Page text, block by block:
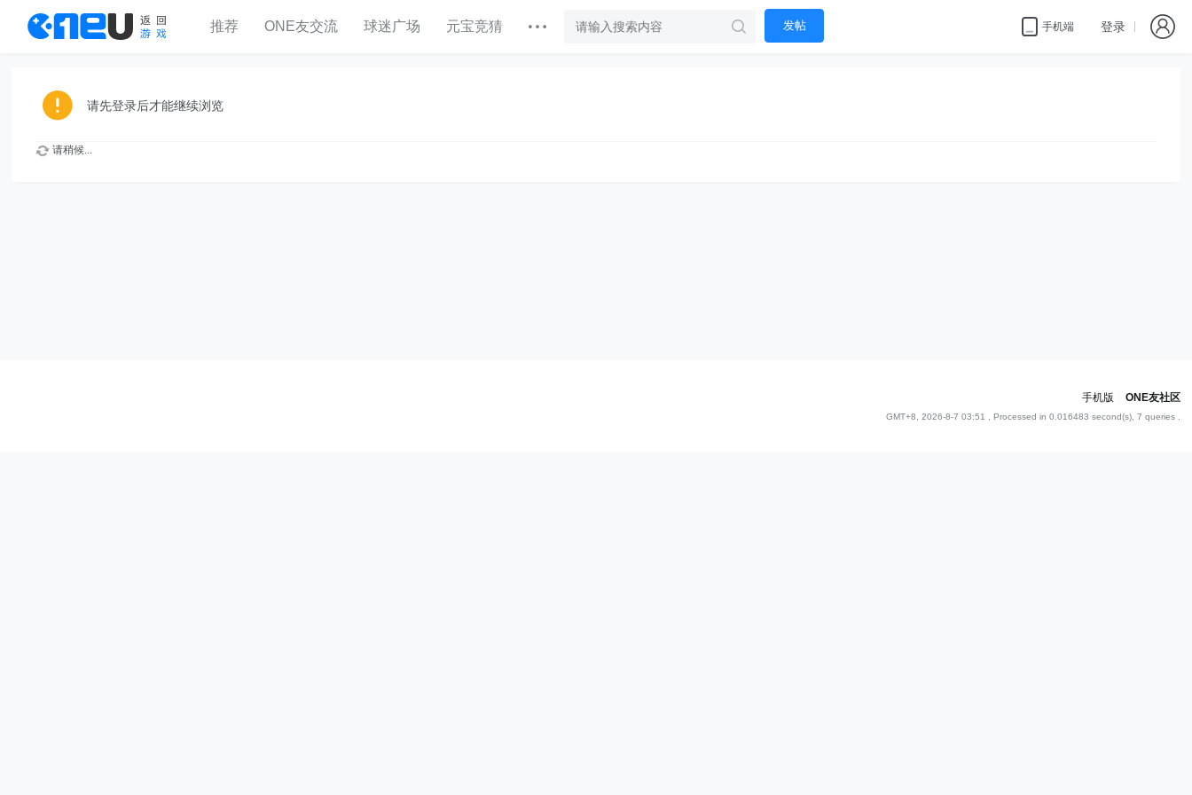
推荐 ONE友交流 球迷广场 元宝竞猜 发帖 手机端 登录
请先登录后才能继续浏览
请稍候...
手机版 ONE友社区
GMT+8, 2026-8-7 03:51 , Processed in 0.016483 second(s), 7 queries .